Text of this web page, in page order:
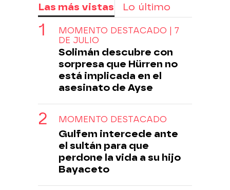
Las más vistas Lo último
MOMENTO DESTACADO | 7
DE JULIO
Solimán descubre con
sorpresa que Hürren no
está implicada en el
asesinato de Ayse
MOMENTO DESTACADO
Gulfem intercede ante
el sultán para que
perdone la vida a su hijo
Bayaceto